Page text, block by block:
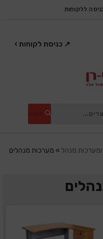
ללקוחות
↗ כניסת לקוחות ›
ומערכות מנהל » מערכות מנהלים